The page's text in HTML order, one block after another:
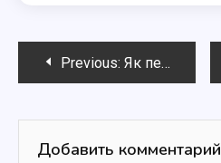
Навигация
записям
Previous: Як перевірити достовірність новин: інструменти та сервіси для користувачів
Добавить комментарий